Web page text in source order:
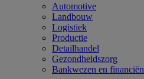
Automotive
Landbouw
Logistiek
Productie
Detailhandel
Gezondheidszorg
Bankwezen en financiën